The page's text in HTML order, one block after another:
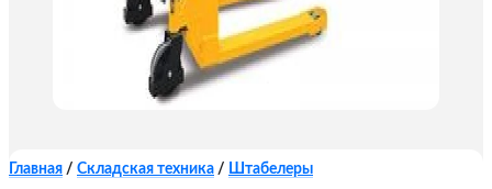
Главная / Складская техника / Штабелеры